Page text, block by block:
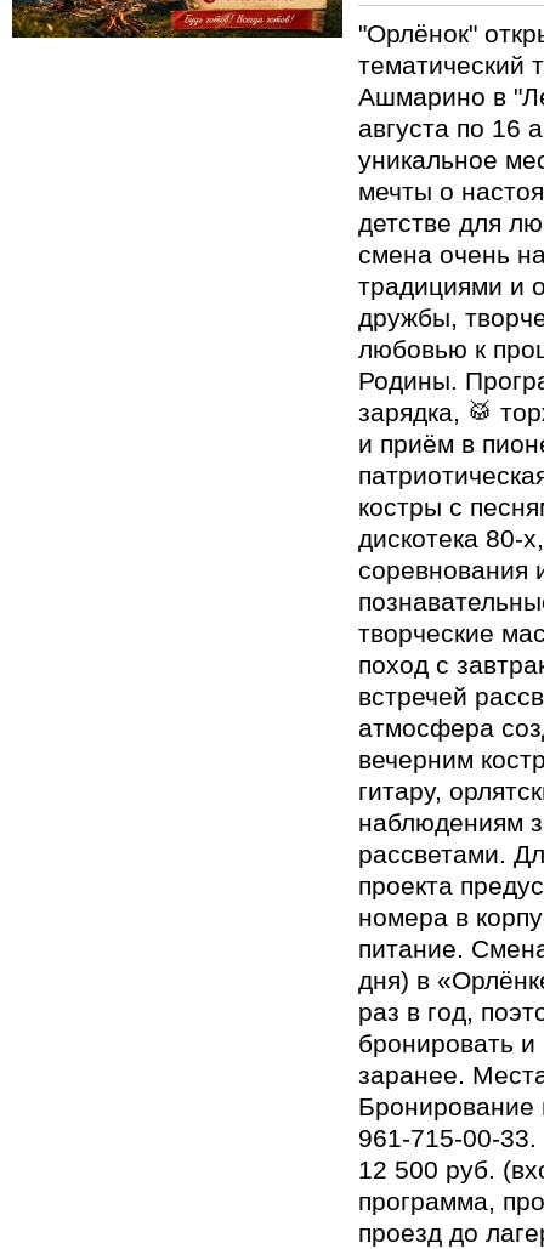
"Орлёнок"
тематический
Ашмарино в
августа по 16
уникальное
мечты о
детстве для
смена очень
традициями и
дружбы,
любовью к
Родины.
зарядка, 🥁
и приём в
костры с
дискотека 80-
соревнования
творческие
поход с
встречей
атмосфера
вечерним
гитару,
наблюдениям
рассветами.
проекта
номера в
питание.
дня) в
раз в год,
бронировать и
заранее.
Бронирование
961-715-00-33.
12 500 руб.
программа,
проезд до